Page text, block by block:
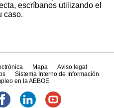
escríbanos utilizando el
caso.
Mapa
Aviso legal
Sistema Interno de Información
en la AEBOE